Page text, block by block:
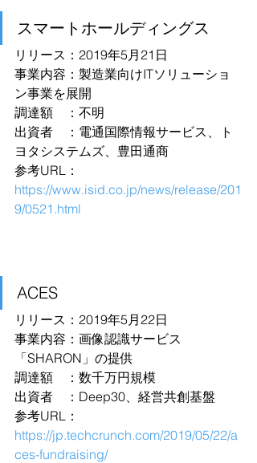
スマートホールディングス
リリース：2019年5月21日
事業内容：製造業向けITソリューショ
ン事業を展開
調達額　：不明
出資者　：電通国際情報サービス、ト
ヨタシステムズ、豊田通商
参考URL：
https://www.isid.co.jp/news/release/201
9/0521.html
ACES
リリース：2019年5月22日
事業内容：画像認識サービス
「SHARON」の提供
調達額　：数千万円規模
出資者　：Deep30、経営共創基盤
参考URL：
https://jp.techcrunch.com/2019/05/22/a
ces-fundraising/